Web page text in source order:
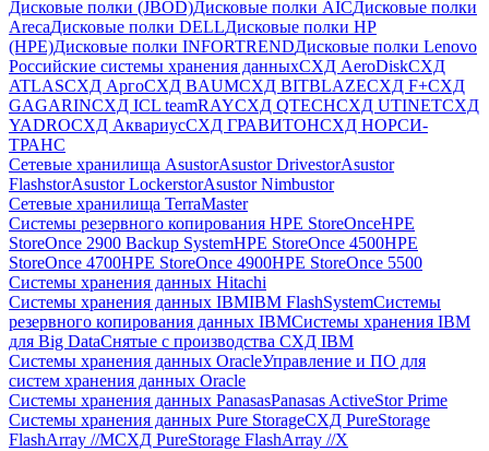
Дисковые полки (JBOD)Дисковые полки AICДисковые полки
ArecaДисковые полки DELLДисковые полки HP
(HPE)Дисковые полки INFORTRENDДисковые полки Lenovo
Российские системы хранения данныхСХД AeroDiskСХД
ATLASСХД AргоСХД BAUMСХД BITBLAZEСХД F+СХД
GAGARINСХД ICL teamRAYСХД QTECHСХД UTINETСХД
YADROСХД АквариусСХД ГРАВИТОНСХД НОРСИ-
ТРАНС
Сетевые хранилища AsustorAsustor DrivestorAsustor
FlashstorAsustor LockerstorAsustor Nimbustor
Сетевые хранилища TerraMaster
Системы резервного копирования HPE StoreOnceHPE
StoreOnce 2900 Backup SystemHPE StoreOnce 4500HPE
StoreOnce 4700HPE StoreOnce 4900HPE StoreOnce 5500
Системы хранения данных Hitachi
Системы хранения данных IBMIBM FlashSystemСистемы
резервного копирования данных IBMСистемы хранения IBM
для Big DataСнятые с производства СХД IBM
Системы хранения данных OracleУправление и ПО для
систем хранения данных Oracle
Системы хранения данных PanasasPanasas ActiveStor Prime
Системы хранения данных Pure StorageСХД PureStorage
FlashArray //MСХД PureStorage FlashArray //X